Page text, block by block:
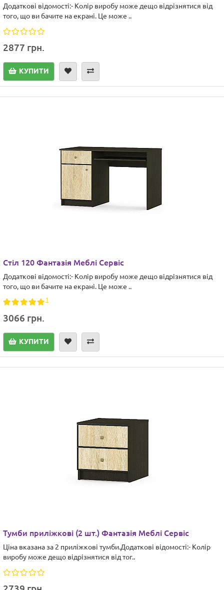
Додаткові відомості:- Колір виробу може дещо відрізнятися від
того, що ви бачите на екрані. Це може ..
2877 грн.
КУПИТИ
Стіл 120 Фантазія Меблі Сервіс
Додаткові відомості:- Колір виробу може дещо відрізнятися від
того, що ви бачите на екрані. Це може ..
1
3066 грн.
КУПИТИ
Тумби приліжкові (2 шт.) Фантазія Меблі Сервіс
Ціна вказана за 2 приліжкові тумби.Додаткові відомості:- Колір
виробу може дещо відрізнятися від тог..